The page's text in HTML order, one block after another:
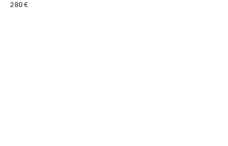
280 €